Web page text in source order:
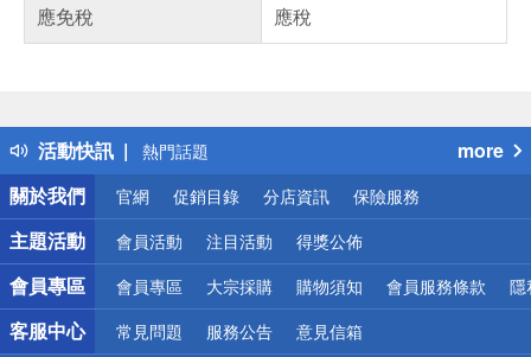
應免稅
應稅
活動快訊
得獎公告
熱門話題
銀行優惠
偏遠地區配送
詐騙網頁！請小心！
more
關於我們
官網 促銷目錄 分店資訊 保險服務
主題活動 會員活動 注目活動 得獎公佈
會員專區 會員專區 大宗採購 購物須知 會員服務條款 隱
客服中心 常見問題 服務公告 意見信箱